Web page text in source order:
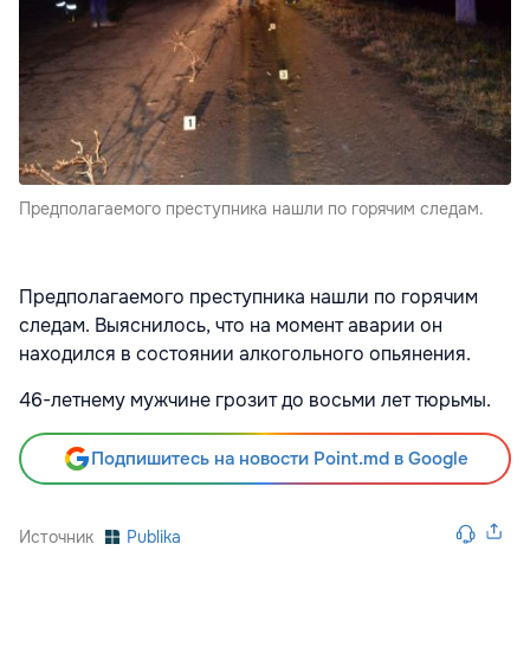
Предполагаемого преступника нашли по горячим следам.
Предполагаемого преступника нашли по горячим
следам. Выяснилось, что на момент аварии он
находился в состоянии алкогольного опьянения.
46-летнему мужчине грозит до восьми лет тюрьмы.
Подпишитесь на новости Point.md в Google
Источник Publika